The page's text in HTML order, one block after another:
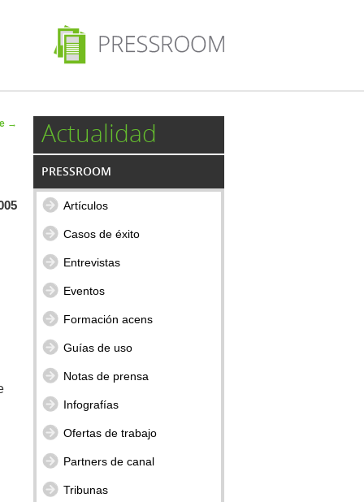
→ Actualidad
PRESSROOM
Artículos
Casos de éxito
Entrevistas
Eventos
Formación acens
Guías de uso
Notas de prensa
Infografías
Ofertas de trabajo
Partners de canal
Tribunas